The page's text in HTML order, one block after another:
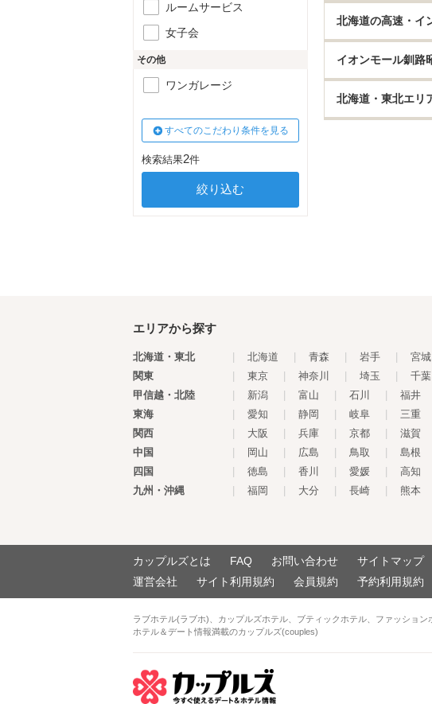
北海道の高速・イ
イオンモール釧路
北海道・東北エリ
ルームサービス
女子会
その他
ワンガレージ
すべてのこだわり条件を見る
検索結果2件
エリアから探す
北海道・東北 北海道 青森 岩手 宮城
関東
東京 神奈川 埼玉 千葉
甲信越・北陸
新潟 富山 石川 福井
東海
愛知 静岡 岐阜 三重
関西
大阪 兵庫 京都 滋賀
中国
岡山 広島 鳥取 島根
四国
徳島 香川 愛媛 高知
九州・沖縄
福岡 大分 長崎 熊本
カップルズとは FAQ お問い合わせ サイトマップ
運営会社
サイト利用規約 会員規約 予約利用規約
ラブホテル(ラブホ)、カップルズホテル、ブティックホテル、ファッショ
ホテル＆デート情報満載のカップルズ(couples)